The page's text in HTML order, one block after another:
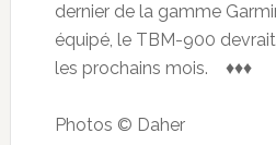
dernier de la gamme
équipé, le TBM-900
les prochains mois. ♦♦♦
Photos © Daher